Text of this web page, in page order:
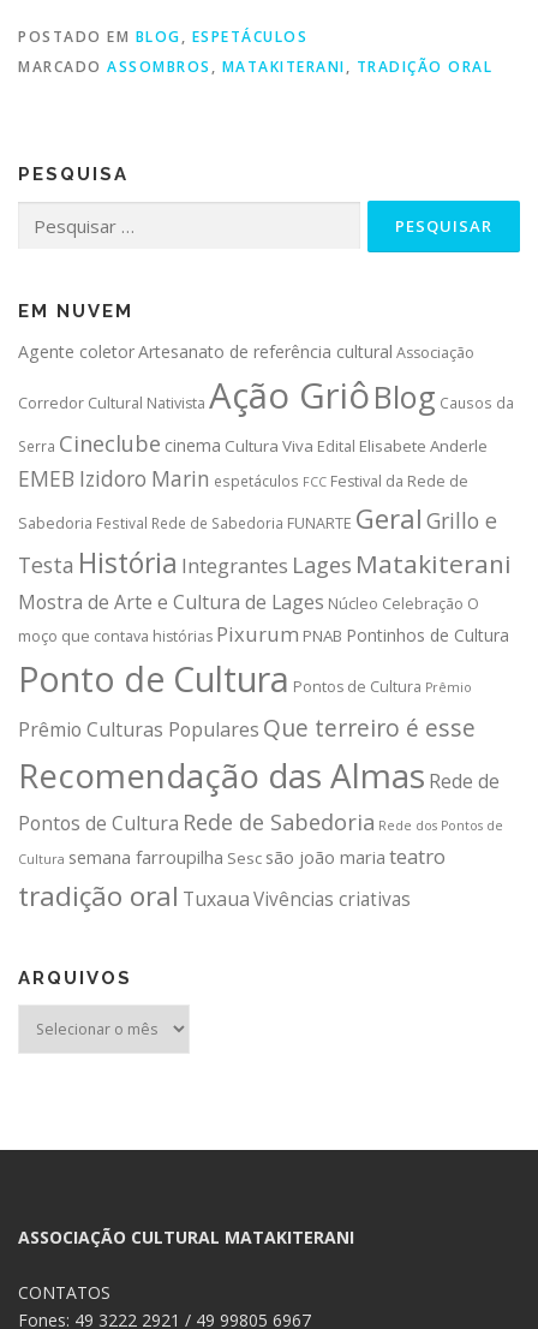
POSTADO EM BLOG, ESPETÁCULOS
MARCADO ASSOMBROS , MATAKITERANI, TRADIÇÃO ORAL
PESQUISA
por:
EM NUVEM
Agente coletorArtesanato de referência cultural Associação
Corredor Cultural Nativista Ação GriôBlog Causos da
Serra Cineclube cinema Cultura Viva Edital Elisabete Anderle
EMEB Izidoro Marin espetáculos FCC Festival da Rede de
Sabedoria Festival Rede de Sabedoria FUNARTE Geral Grillo e
Testa História Integrantes Lages Matakiterani
Mostra de Arte e Cultura de Lages Núcleo Celebração O
moço que contava histórias Pixurum PNAB Pontinhos de Cultura
Ponto de Cultura Pontos de Cultura Prêmio
Prêmio Culturas Populares Que terreiro é esse
Recomendação das Almas Rede de
Pontos de Cultura Rede de Sabedoria Rede dos Pontos de
Cultura semana farroupilha Sesc são joão maria teatro
tradição oral TuxauaVivências criativas
ARQUIVOS
ASSOCIAÇÃO CULTURAL MATAKITERANI
CONTATOS
Fones: 49 3222 2921 / 49 99805 6967